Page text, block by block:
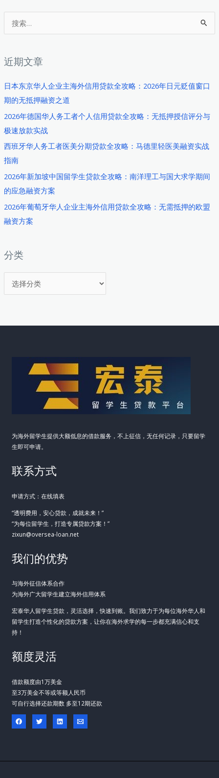
索
近期文章
日本东京华人企业主海外信用贷款全攻略：2026年日元贬值窗口
期的无抵押融资之道
2026年德国华人务工者个人信用贷款全攻略：无抵押授信评分与
极速放款实战
西班牙华人务工者医美分期贷款全攻略：马德里轻医美融资实战
指南
2026年新加坡中国留学生贷款全攻略：南洋理工与国大求学期间
的应急融资方案
2026年葡萄牙华人企业主海外信用贷款全攻略：无需抵押的欧盟
融资方案
分类
类
为海外留学生提供大额低息的借款服务，不上征信，无任何记录，只要留学
生即可申请。
联系方式
申请方式：在线填表
“透明费用，安心贷款，成就未来！”
“为每位留学生，打造专属贷款方案！”
zixun@oversea-loan.net
我们的优势
与海外征信体系合作
为海外广大留学生建立海外信用体系
宏泰华人留学生贷款，灵活选择，快速到账。我们致力于为每位海外华人和
留学生打造个性化的贷款方案，让你在海外求学的每一步都充满信心和支
持！
额度灵活
借款额度由1万美金
至3万美金不等或等额人民币
可自行选择还款期数 多至12期还款